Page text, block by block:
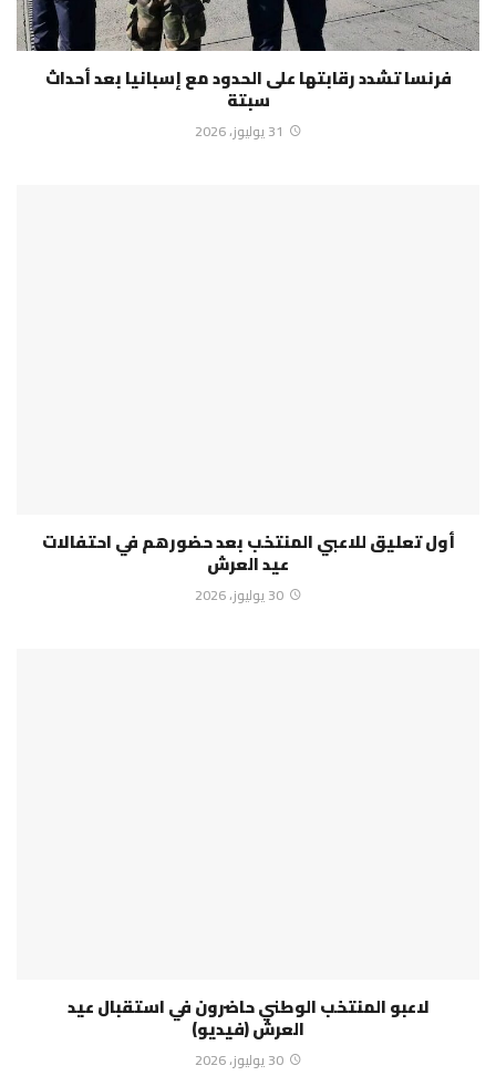
فرنسا تشدد رقابتها على الحدود مع إسبانيا بعد أحداث
سبتة
31 يوليوز، 2026
أول تعليق للاعبي المنتخب بعد حضورهم في احتفالات
عيد العرش
30 يوليوز، 2026
لاعبو المنتخب الوطني حاضرون في استقبال عيد
العرش (فيديو)
30 يوليوز، 2026